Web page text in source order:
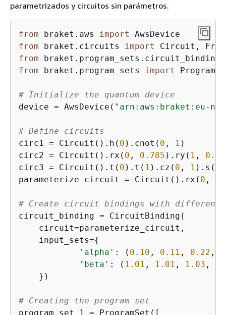
parametrizados y circuitos sin parámetros.
from braket.aws import
from braket.circuits import
from braket.program_sets.circuit_binding
from braket.program_sets import
# Initialize the quantum device
device = AwsDevice( "arn:aws:braket:eu-
# Define circuits
circ1 = Circuit().h( 0 ).cnot( 0 , 1 )
circ2 = Circuit().rx( 0 , 0.785 ).ry( 1 ,
circ3 = Circuit().t( 0 ).t( 1 ).cz( 0 , 1 ).s(
parameterize_circuit = Circuit().rx( 0 ,
# Create circuit bindings with different
circuit_binding = CircuitBinding(
    circuit=parameterize_circuit,
    input_sets=
{
'alpha' : ( 0.10 , 0.11 , 0.22 ,
'beta' : ( 1.01 , 1.01 , 1.03 ,
    })
# Creating the program set
program_set_1 = ProgramSet([